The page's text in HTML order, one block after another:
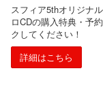
スフィア5thオリジナ
ロCDの購入特典・予
クしてください！
詳細はこちら